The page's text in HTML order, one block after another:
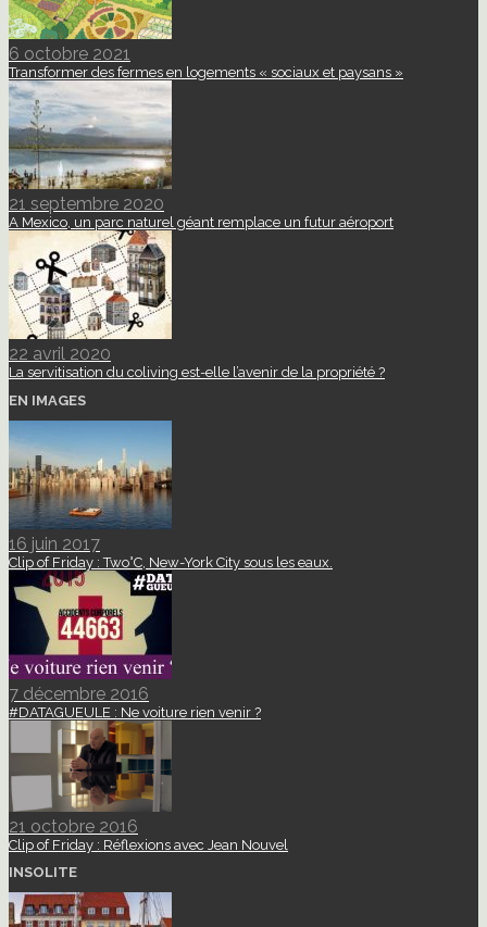
6 octobre 2021
Transformer des fermes en logements « sociaux et paysans »
21 septembre 2020
A Mexico, un parc naturel géant remplace un futur aéroport
22 avril 2020
La servitisation du coliving est-elle l’avenir de la propriété ?
EN IMAGES
16 juin 2017
Clip of Friday : Two°C, New-York City sous les eaux.
7 décembre 2016
#DATAGUEULE : Ne voiture rien venir ?
21 octobre 2016
Clip of Friday : Réflexions avec Jean Nouvel
INSOLITE